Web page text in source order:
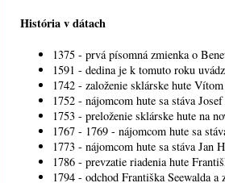
História v dátach
1375 - prvá písomná zmienka o
1591 - dedina je k tomuto roku
1742 - založenie sklárske hute
1752 - nájomcom hute sa stáva
1753 - preloženie sklárske hute na
1767 - 1769 - nájomcom hute sa
1773 - nájomcom hute sa stáva Jan
1786 - prevzatie riadenia hute
1794 - odchod Františka Seewalda a